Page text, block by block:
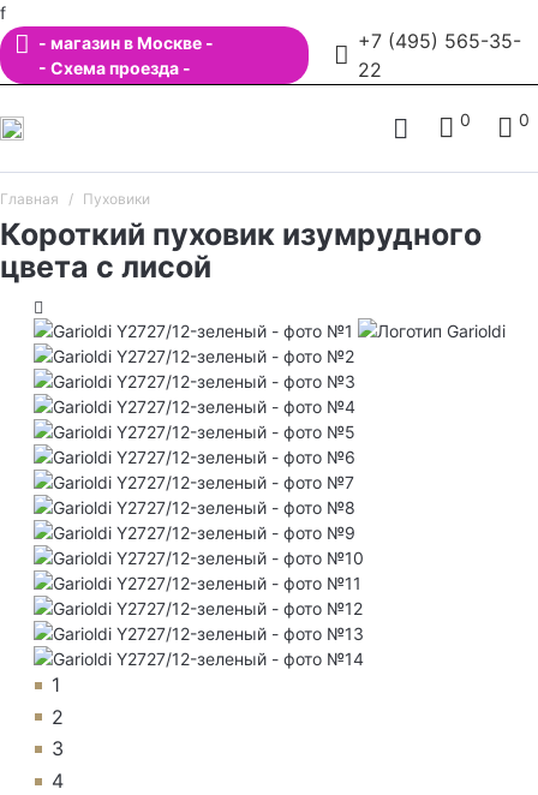
f
- магазин в Москве -
- Схема проезда -
+7 (495) 565-35-
22
0 0
Главная Пуховики
Короткий пуховик изумрудного
цвета с лисой
1
2
3
4